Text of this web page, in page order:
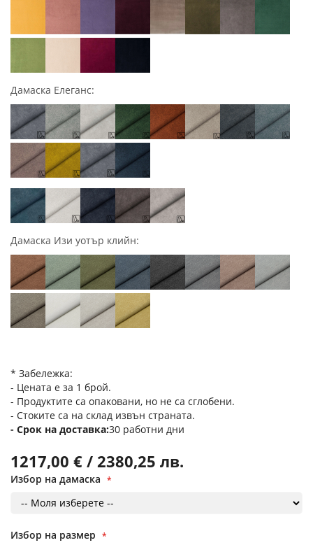
Дамаска Елеганс:
Дамаска Изи уотър клийн:
* Забележка:
- Цената е за 1 брой.
- Продуктите са опаковани, но не са сглобени.
- Стоките са на склад извън страната.
Срок на доставка 30 работни дни
1217,00 € / 2380,25 лв.
Избор на дамаска
Избор на размер